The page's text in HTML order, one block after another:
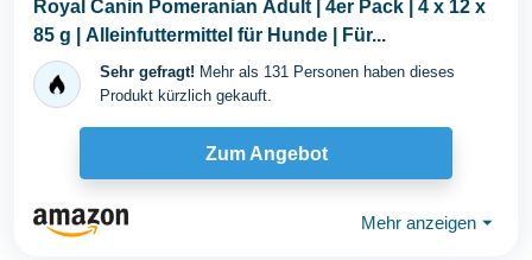
Royal Canin Pomeranian Adult | 4er Pack | 4 x 12 x
85 g | Alleinfuttermittel für Hunde | Für...
Sehr gefragt! Mehr als 131 Personen haben dieses
Produkt kürzlich gekauft.
Zum Angebot
Mehr anzeigen ⏷